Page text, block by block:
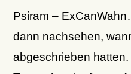
Psiram –
dann nachsehen,
abgeschrieben